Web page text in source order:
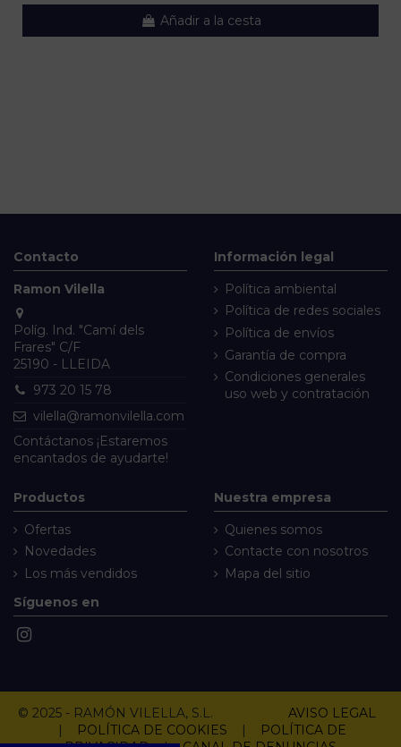
Añadir a la cesta
Contacto
Ramon Vilella
Políg. Ind. "Camí dels
Frares" C/F
25190 - LLEIDA
973 20 15 78
vilella@ramonvilella.com
Contáctanos ¡Estaremos
encantados de ayudarte!
Información legal
Política ambiental
Política de redes sociales
Política de envíos
Garantía de compra
Condiciones generales
uso web y contratación
Productos
Ofertas
Novedades
Los más vendidos
Nuestra empresa
Quienes somos
Contacte con nosotros
Mapa del sitio
Síguenos en
© 2025 - RAMÓN VILELLA, S.L. AVISO LEGAL
|
POLÍTICA DE COOKIES |
POLÍTICA DE